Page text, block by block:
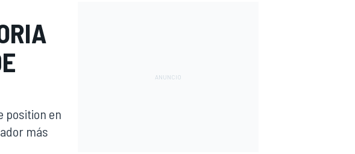
position en
más